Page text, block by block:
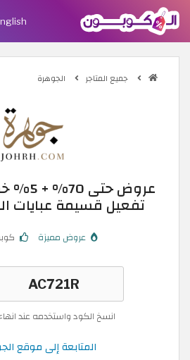
جميع المتاجر الجوهرة
عروض
تفعيل قسيمة عبايات
عروض مميزة
انسخ الكود واستخدمه عند
المتابعة إلى موقع